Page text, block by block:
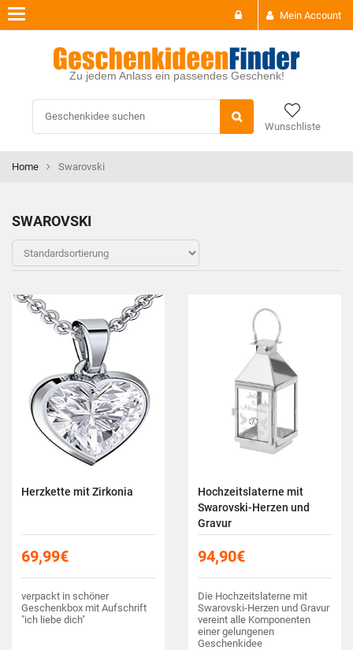
Mein Account
Zu jedem Anlass ein passendes Geschenk!
Wunschliste
Toggle
navigation
Home Swarovski
SWAROVSKI
Herzkette mit Zirkonia
69,99€
verpackt in schöner
Geschenkbox mit Aufschrift
"ich liebe dich"
Hochzeitslaterne mit
Swarovski-Herzen und
Gravur
94,90€
Die Hochzeitslaterne mit
Swarovski-Herzen und Gravur
vereint alle Komponenten
einer gelungenen
Geschenkidee